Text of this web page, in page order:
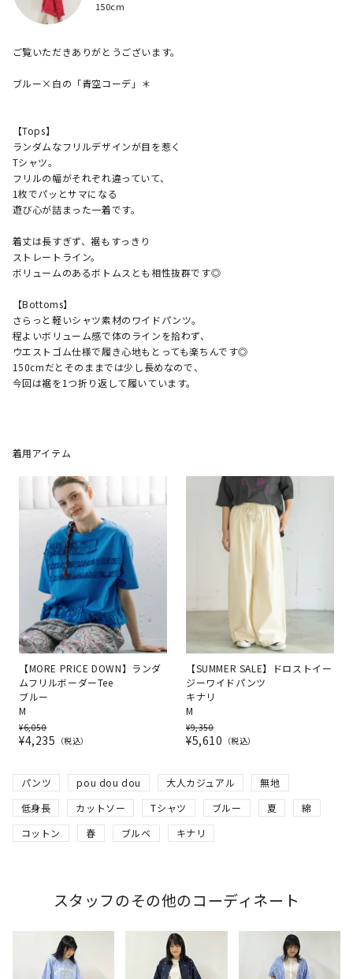
150cm
​ご覧いただきありがとうございます。
​ブルー×白の「青空コーデ」＊
​【Tops】
ランダムなフリルデザインが目を惹く
Tシャツ。
フリルの幅がそれぞれ違っていて、
1枚でパッとサマになる
遊び心が詰まった一着です。
​着丈は長すぎず、裾もすっきり
ストレートライン。
ボリュームのあるボトムスとも相性抜群です◎
​【Bottoms】
さらっと軽いシャツ素材のワイドパンツ。
程よいボリューム感で体のラインを拾わず、
ウエストゴム仕様で履き心地もとっても楽ちんです◎
​150cmだとそのままでは少し長めなので、
今回は裾を1つ折り返して履いています。
着用アイテム
【MORE PRICE DOWN】ランダ
ムフリルボーダーTee
ブルー
M
¥6,050
¥4,235 税込
【SUMMER SALE】ドロストイー
ジーワイドパンツ
キナリ
M
¥9,350
¥5,610 税込
パンツ pou dou dou 大人カジュアル
無地
低身長
カットソー Tシャツ ブルー 夏
綿
コットン
春 ブルベ キナリ
スタッフのその他のコーディネート